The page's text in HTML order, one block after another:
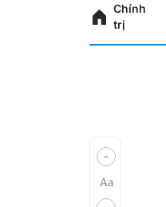
Chính
trị